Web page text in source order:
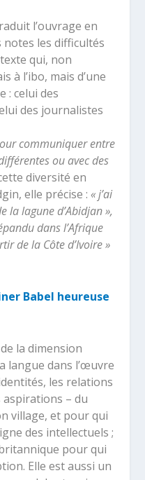
l’ouvrage en
notes les difficultés
qui, non
à l’ibo, mais d’une
: celui des
des journalistes
communiquer entre
ou avec des
diversité en
elle précise :« j’ai
la lagune d’Abidjan »,
dans l’Afrique
de la Côte d’Ivoire »
Babel heureuse
la dimension
langue dans l’œuvre
les relations
– du
village, et pour qui
des intellectuels ;
pour qui
Elle est aussi un